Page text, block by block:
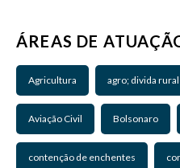
ÁREAS DE
Agricultura agro; divida rural
Aviação Civil Bolsonaro
contenção de enchentes